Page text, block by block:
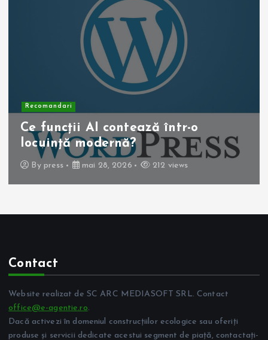
Recomandari
Ce funcții AI contează într-o
locuință modernă?
By press mai 28, 2026 212 views
Contact
Website realizat de SC ARC MEDIASOFT SRL. Contact
office@e-agentie.ro.
Dacă activezi în domeniul construcțiilor ecologice sau oferiți
produse și servicii dedicate acestui segment de piață, contactați-